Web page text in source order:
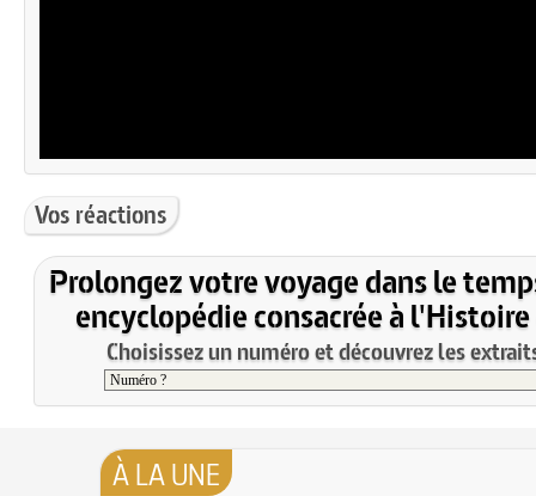
Vos réactions
Prolongez votre voyage dans le
encyclopédie consacrée à l'Histoire
Choisissez un numéro et découvrez les
À LA UNE